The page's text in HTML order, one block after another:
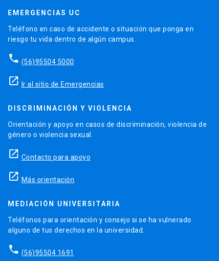
EMERGENCIAS UC
Teléfono en caso de accidente o situación que ponga en
riesgo tu vida dentro de algún campus.
phone (56)95504 5000
launch Ir al sitio de Emergencias
DISCRIMINACIÓN Y VIOLENCIA
Orientación y apoyo en casos de discriminación, violencia de
género o violencia sexual.
launch Contacto para apoyo
launch Más orientación
MEDIACIÓN UNIVERSITARIA
Teléfonos para orientación y consejo si se ha vulnerado
alguno de tus derechos en la universidad.
phone (56)95504 1691